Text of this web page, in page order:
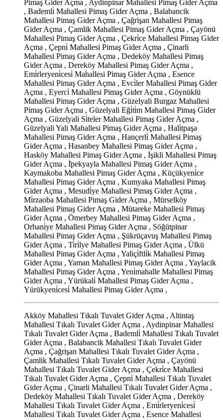
Pimaş Gider Açma , Aydinpinar Mahallesi Pimaş Gider Açma
, Bademli̇ Mahallesi Pimaş Gider Açma , Balabancik
Mahallesi Pimaş Gider Açma , Çağrişan Mahallesi Pimaş
Gider Açma , Çamlik Mahallesi Pimaş Gider Açma , Çayönü
Mahallesi Pimaş Gider Açma , Çekri̇ce Mahallesi Pimaş Gider
Açma , Çepni̇ Mahallesi Pimaş Gider Açma , Çinarli
Mahallesi Pimaş Gider Açma , Dedeköy Mahallesi Pimaş
Gider Açma , Dereköy Mahallesi Pimaş Gider Açma ,
Emi̇rleryeni̇cesi̇ Mahallesi Pimaş Gider Açma , Esence
Mahallesi Pimaş Gider Açma , Evci̇ler Mahallesi Pimaş Gider
Açma , Eyerci̇ Mahallesi Pimaş Gider Açma , Göynüklü
Mahallesi Pimaş Gider Açma , Güzelyali Burgaz Mahallesi
Pimaş Gider Açma , Güzelyali Eği̇ti̇m Mahallesi Pimaş Gider
Açma , Güzelyali Si̇teler Mahallesi Pimaş Gider Açma ,
Güzelyali Yali Mahallesi Pimaş Gider Açma , Hali̇tpaşa
Mahallesi Pimaş Gider Açma , Hançerli̇ Mahallesi Pimaş
Gider Açma , Hasanbey Mahallesi Pimaş Gider Açma ,
Hasköy Mahallesi Pimaş Gider Açma , İşikli Mahallesi Pimaş
Gider Açma , İ̇pekyayla Mahallesi Pimaş Gider Açma ,
Kaymakoba Mahallesi Pimaş Gider Açma , Küçükyeni̇ce
Mahallesi Pimaş Gider Açma , Kumyaka Mahallesi Pimaş
Gider Açma , Mesudi̇ye Mahallesi Pimaş Gider Açma ,
Mi̇rzaoba Mahallesi Pimaş Gider Açma , Mürselköy
Mahallesi Pimaş Gider Açma , Mütareke Mahallesi Pimaş
Gider Açma , Ömerbey Mahallesi Pimaş Gider Açma ,
Orhani̇ye Mahallesi Pimaş Gider Açma , Söğütpinar
Mahallesi Pimaş Gider Açma , Şükrüçavuş Mahallesi Pimaş
Gider Açma , Ti̇ri̇lye Mahallesi Pimaş Gider Açma , Ülkü
Mahallesi Pimaş Gider Açma , Yaliçi̇ftli̇k Mahallesi Pimaş
Gider Açma , Yaman Mahallesi Pimaş Gider Açma , Yaylacik
Mahallesi Pimaş Gider Açma , Yeni̇mahalle Mahallesi Pimaş
Gider Açma , Yürükali̇ Mahallesi Pimaş Gider Açma ,
Yürükyeni̇cesi̇ Mahallesi Pimaş Gider Açma ,
Akköy Mahallesi Tıkalı Tuvalet Gider Açma , Altintaş
Mahallesi Tıkalı Tuvalet Gider Açma , Aydinpinar Mahallesi
Tıkalı Tuvalet Gider Açma , Bademli̇ Mahallesi Tıkalı Tuvalet
Gider Açma , Balabancik Mahallesi Tıkalı Tuvalet Gider
Açma , Çağrişan Mahallesi Tıkalı Tuvalet Gider Açma ,
Çamlik Mahallesi Tıkalı Tuvalet Gider Açma , Çayönü
Mahallesi Tıkalı Tuvalet Gider Açma , Çekri̇ce Mahallesi
Tıkalı Tuvalet Gider Açma , Çepni̇ Mahallesi Tıkalı Tuvalet
Gider Açma , Çinarli Mahallesi Tıkalı Tuvalet Gider Açma ,
Dedeköy Mahallesi Tıkalı Tuvalet Gider Açma , Dereköy
Mahallesi Tıkalı Tuvalet Gider Açma , Emi̇rleryeni̇cesi̇
Mahallesi Tıkalı Tuvalet Gider Açma , Esence Mahallesi